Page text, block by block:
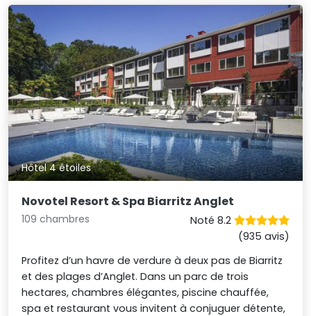
Hôtel 4 étoiles
Novotel Resort & Spa Biarritz Anglet
109 chambres
Noté 8.2
(935 avis)
Profitez d’un havre de verdure à deux pas de Biarritz
et des plages d’Anglet. Dans un parc de trois
hectares, chambres élégantes, piscine chauffée,
spa et restaurant vous invitent à conjuguer détente,